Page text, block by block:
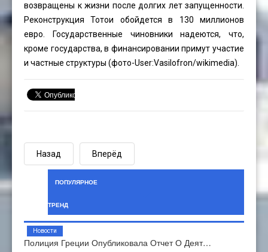
возвращены к жизни после долгих лет запущенности.
Реконструкция Тотои обойдется в 130 миллионов
евро. Государственные чиновники надеются, что,
кроме государства, в финансировании примут участие
и частные структуры (фото-User:Vasilofron/wikimedia).
Назад Вперёд
ПОПУЛЯРНОЕ
ТРЕНД
Полиция Греции Опубликовала Отчет О Деят…
Новости